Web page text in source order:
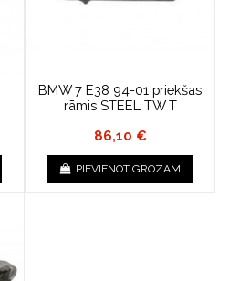
BMW 7 E38 94-01 priekšas
rāmis STEEL TW T
86,10 €
PIEVIENOT GROZAM